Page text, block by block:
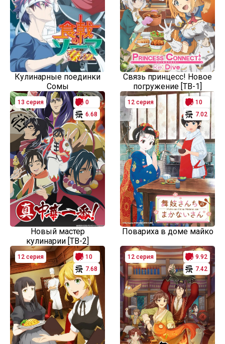
Кулинарные поединки
Сомы
Связь принцесс! Новое
погружение [ТВ-1]
13 серия
0
6.68
Новый мастер
кулинарии [ТВ-2]
12 серия
10
7.02
Повариха в доме майко
12 серия
10
7.68
12 серия
9.92
7.42